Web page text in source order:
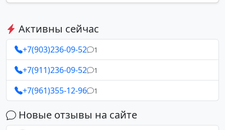
Активны сейчас
+7(903)236-09-52 1
+7(911)236-09-52 1
+7(961)355-12-96 1
Новые отзывы на сайте